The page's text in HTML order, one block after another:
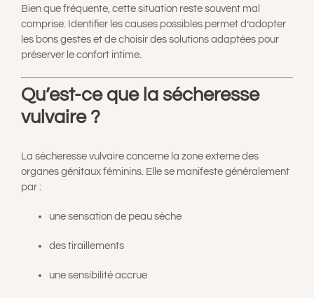
MON COMPTE
Bien que fréquente, cette situation reste souvent mal
comprise. Identifier les causes possibles permet d’adopter
les bons gestes et de choisir des solutions adaptées pour
préserver le confort intime.
Qu’est-ce que la sécheresse
vulvaire ?
La sécheresse vulvaire concerne la zone externe des
organes génitaux féminins. Elle se manifeste généralement
par :
une sensation de peau sèche
des tiraillements
une sensibilité accrue